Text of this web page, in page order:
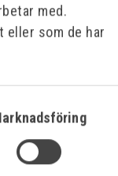
med.
eller som de har
18V 5AH